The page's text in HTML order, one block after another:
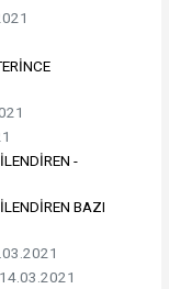
-
BAZI
14.03.2021